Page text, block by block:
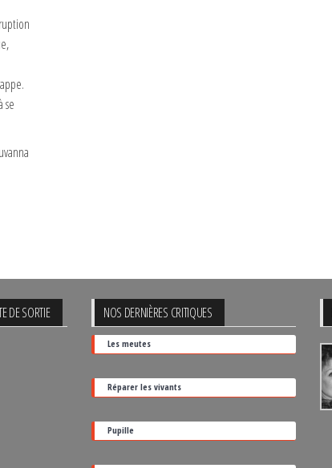
se
DE SORTIE NOS DERNIÈRES CRITIQUES
Les meutes
Réparer les vivants
Pupille